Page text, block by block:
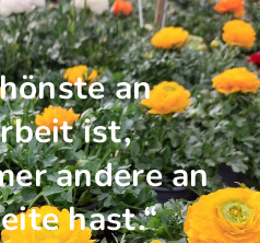
an
ist,
andere an
hast.“